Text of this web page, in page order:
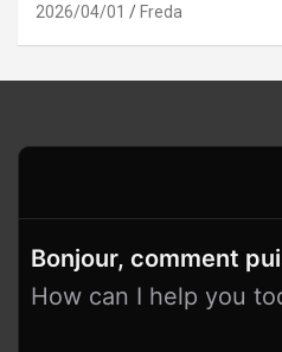
2026/04/01 Freda
Bonjour, comment
How can I help you